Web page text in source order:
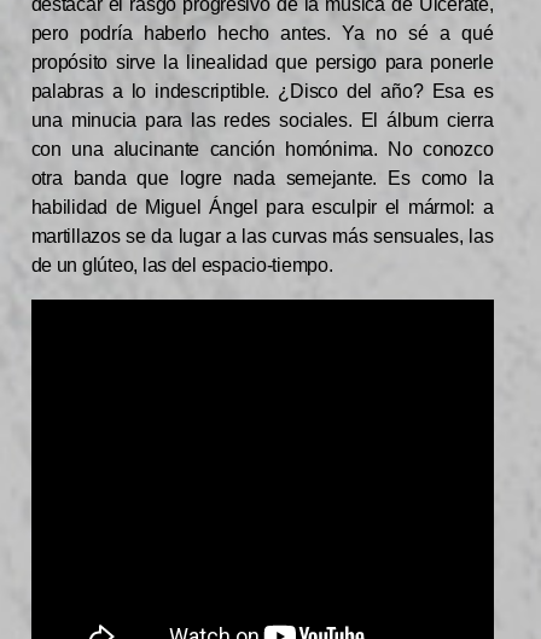
destacar el rasgo progresivo de la música de Ulcerate,
pero podría haberlo hecho antes. Ya no sé a qué
propósito sirve la linealidad que persigo para ponerle
palabras a lo indescriptible. ¿Disco del año? Esa es
una minucia para las redes sociales. El álbum cierra
con una alucinante canción homónima. No conozco
otra banda que logre nada semejante. Es como la
habilidad de Miguel Ángel para esculpir el mármol: a
martillazos se da lugar a las curvas más sensuales, las
de un glúteo, las del espacio-tiempo.